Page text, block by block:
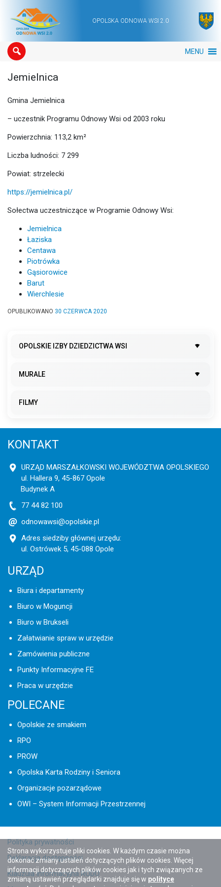
Main NavigationOPOLSKA ODNOWA WSI 2.0
MENU
Jemielnica
Gmina Jemielnica
– uczestnik Programu Odnowy Wsi od 2003 roku
Powierzchnia: 113,2 km²
Liczba ludności: 7 299
Powiat: strzelecki
https://jemielnica.pl/
Sołectwa uczestniczące w Programie Odnowy Wsi:
Jemielnica
Łaziska
Centawa
Piotrówka
Gąsiorowice
Barut
Wierchlesie
OPUBLIKOWANO 30 CZERWCA 2020
OPOLSKIE IZBY DZIEDZICTWA WSI
MURALE
FILMY
KONTAKT
URZĄD MARSZAŁKOWSKI WOJEWÓDZTWA OPOLSKIEGO
ul. Hallera 9, 45-867 Opole
Budynek A
77 44 82 100
odnowawsi@opolskie.pl
Adres siedziby głównej urzędu:
ul. Ostrówek 5, 45-088 Opole
URZĄD
Biura i departamenty
Biuro w Moguncji
Biuro w Brukseli
Załatwianie spraw w urzędzie
Zamówienia publiczne
Punkty Informacyjne FE
Praca w urzędzie
POLECANE
Opolskie ze smakiem
RPO
PROW
Opolska Karta Rodziny i Seniora
Organizacje pozarządowe
OWI – System Informacji Przestrzennej
Polityka prywatności
Deklaracja dostępności
Klauzula informacyjna RODO
Strona wykorzystuje pliki cookies. W każdym czasie można
dokonać zmiany ustaleń dotyczących plików cookies. Więcej
informacji dotyczących plików cookies jak i tych związanych ze
zmianą ustawień przeglądarki znajduje się w polityce